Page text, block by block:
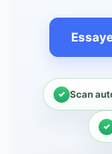
Scan